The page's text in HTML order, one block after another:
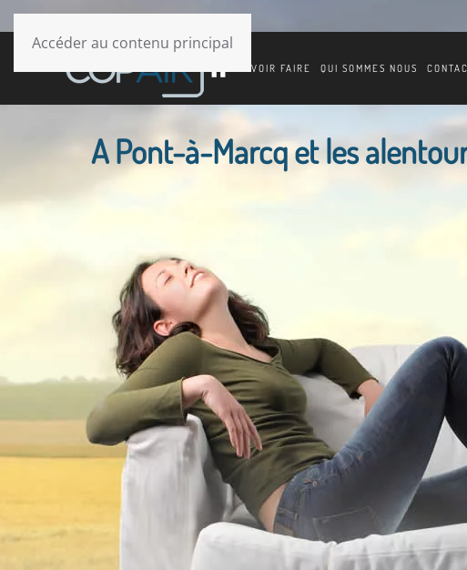
Accéder au contenu principal
SAVOIR FAIRE QUI SOMMES NOUS
A Pont-à-Marcq et les